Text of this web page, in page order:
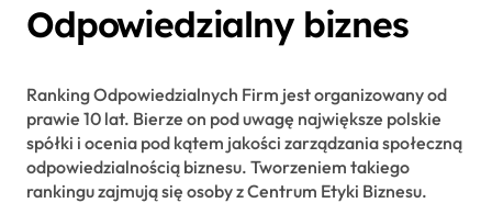
Odpowiedzialny biznes
Ranking Odpowiedzialnych Firm jest organizowany od
prawie 10 lat. Bierze on pod uwagę największe polskie
spółki i ocenia pod kątem jakości zarządzania społeczną
odpowiedzialnością biznesu. Tworzeniem takiego
rankingu zajmują się osoby z Centrum Etyki Biznesu.